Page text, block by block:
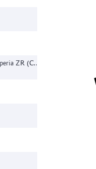
Аккумулятор BA950 для Sony Xperia ZR (C5502)